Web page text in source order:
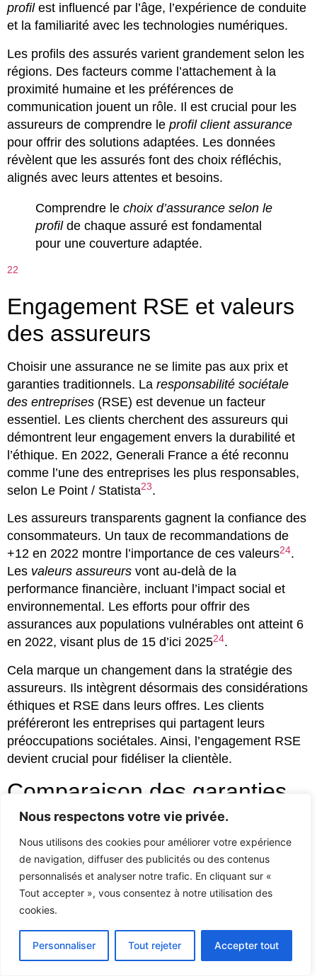
Nous respectons votre vie privée.
Nous utilisons des cookies pour améliorer votre expérience
de navigation, diffuser des publicités ou des contenus
personnalisés et analyser notre trafic. En cliquant sur «
Tout accepter », vous consentez à notre utilisation des
cookies.
Personnaliser Tout rejeter Accepter tout
profilest influencé par l’âge, l’expérience de conduite
et la familiarité avec les technologies numériques.
Les profils des assurés varient grandement selon les
régions. Des facteurs comme l’attachement à la
proximité humaine et les préférences de
communication jouent un rôle. Il est crucial pour les
assureurs de comprendre le profil client assurance
pour offrir des solutions adaptées. Les données
révèlent que les assurés font des choix réfléchis,
alignés avec leurs attentes et besoins.
Comprendre le choix d’assurance selon le
profilde chaque assuré est fondamental
pour une couverture adaptée.
22
Engagement RSE et valeurs
des assureurs
Choisir une assurance ne se limite pas aux prix et
garanties traditionnels. La responsabilité sociétale
des entreprises (RSE) est devenue un facteur
essentiel. Les clients cherchent des assureurs qui
démontrent leur engagement envers la durabilité et
l’éthique. En 2022, Generali France a été reconnu
comme l’une des entreprises les plus responsables,
selon Le Point / Statista23.
Les assureurs transparents gagnent la confiance des
consommateurs. Un taux de recommandations de
+12 en 2022 montre l’importance de ces valeurs24.
Les valeurs assureurs vont au-delà de la
performance financière, incluant l’impact social et
environnemental. Les efforts pour offrir des
assurances aux populations vulnérables ont atteint 6
en 2022, visant plus de 15 d’ici 202524.
Cela marque un changement dans la stratégie des
assureurs. Ils intègrent désormais des considérations
éthiques et RSE dans leurs offres. Les clients
préféreront les entreprises qui partagent leurs
préoccupations sociétales. Ainsi, l’engagement RSE
devient crucial pour fidéliser la clientèle.
Comparaison des garanties
proposées
Les garanties proposées par les assureurs sont
cruciales dans le choix d’une assurance auto. Il est
essentiel de comparer les options en ligne et en
agence. Les différents types de couvertures, comme
supplémentaires, doivent être examinés.